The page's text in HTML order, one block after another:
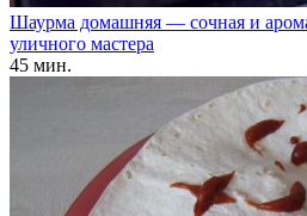
Шаурма домашняя — сочная и
уличного мастера
45 мин.